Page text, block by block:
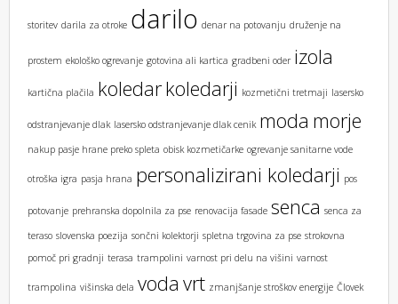
storitev darila za otroke darilo denar na potovanju druženje na
prostem ekološko ogrevanje gotovina ali kartica gradbeni oder izola
kartična plačila koledarkoledarji kozmetični tretmaji lasersko
odstranjevanje dlak lasersko odstranjevanje dlak cenik moda morje
nakup pasje hrane preko spleta obisk kozmetičarke ogrevanje sanitarne vode
otroška igra pasja hrana personalizirani koledarji pos
potovanje prehranska dopolnila za pse renovacija fasade senca senca za
teraso slovenska poezija sončni kolektorji spletna trgovina za pse strokovna
pomoč pri gradnji terasa trampolini varnost pri delu na višini varnost
trampolina višinska dela voda vrt zmanjšanje stroškov energije Človek